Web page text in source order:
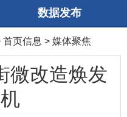
数据发布
首页信息 > 媒体聚焦
微改造焕发